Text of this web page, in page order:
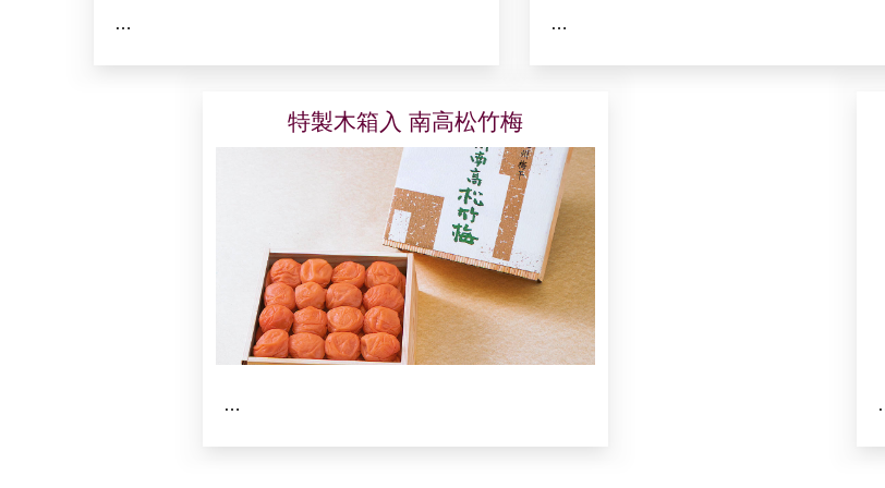
… …
特製木箱入 南高松竹梅
…